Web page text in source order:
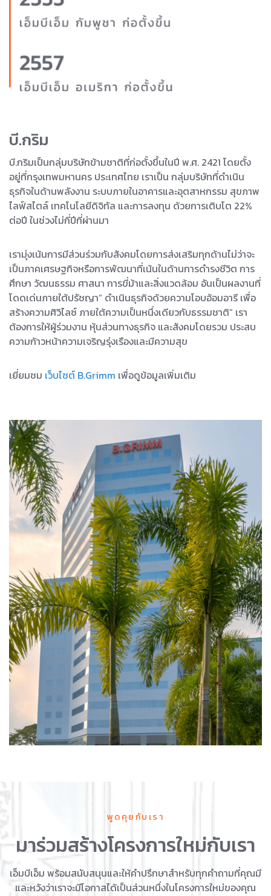
บี.กริม
บี.กริมเป็นกลุ่มบริษัทข้ามชาติที่ก่อตั้งขึ้นในปี พ.ศ. 2421 โดยตั้ง
อยู่ที่กรุงเทพมหานคร ประเทศไทย เราเป็น กลุ่มบริษัทที่ดำเนิน
ธุรกิจในด้านพลังงาน ระบบภายในอาคารและอุตสาหกรรม สุขภาพ
ไลฟ์สไตล์ เทคโนโลยีดิจิทัล และการลงทุน ด้วยการเติบโต 22%
ต่อปี ในช่วงไม่กี่ปีที่ผ่านมา
เรามุ่งเน้นการมีส่วนร่วมกับสังคมโดยการส่งเสริมทุกด้านไม่ว่าจะ
เป็นภาคเศรษฐกิจหรือการพัฒนาที่เน้นในด้านการดำรงชีวิต การ
ศึกษา วัฒนธรรม ศาสนา การขี่ม้าและสิ่งแวดล้อม อันเป็นผลงานที่
โดดเด่นภายใต้ปรัชญา“ ดำเนินธุรกิจด้วยความโอบอ้อมอารี เพื่อ
สร้างความศิวิไลซ์ ภายใต้ความเป็นหนึ่งเดียวกับธรรมชาติ” เรา
ต้องการให้ผู้ร่วมงาน หุ้นส่วนทางธุรกิจ และสังคมโดยรวม ประสบ
ความก้าวหน้าความเจริญรุ่งเรืองและมีความสุข
เยี่ยมชม เว็บไซต์ B.Grimm เพื่อดูข้อมูลเพิ่มเติม
พูดคุยกับเรา
มาร่วมสร้างโครงการใหม่กับเรา
เอ็มบีเอ็ม พร้อมสนับสนุนและให้คำปรึกษาสำหรับทุกคำถามที่คุณมี
และหวังว่าเราจะมีโอกาสได้เป็นส่วนหนึ่งในโครงการใหม่ของคุณ